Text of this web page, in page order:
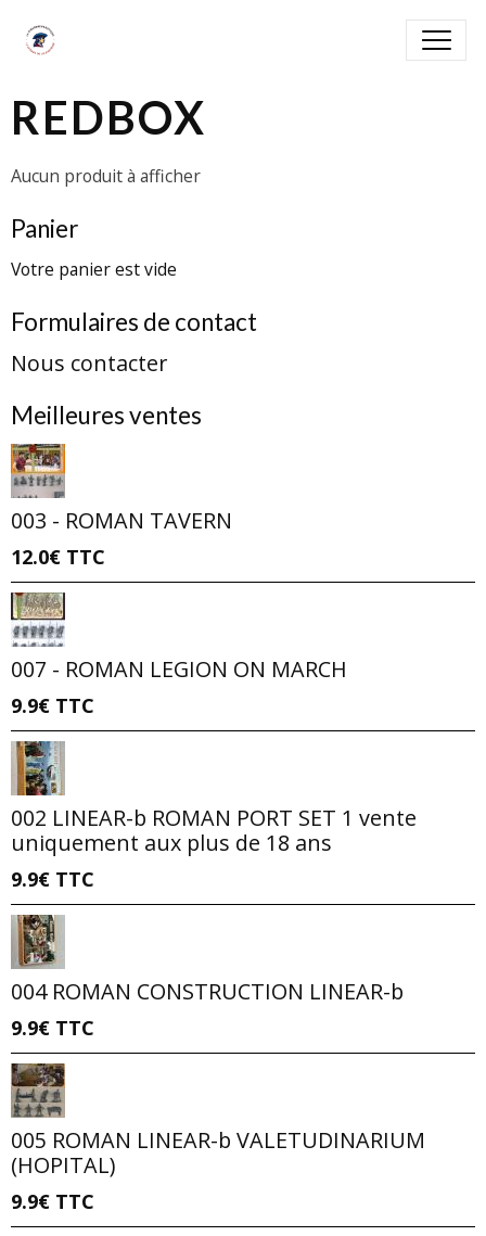
REDBOX
Aucun produit à afficher
Panier
Votre panier est vide
Formulaires de contact
Nous contacter
Meilleures ventes
003 - ROMAN TAVERN
12.0€ TTC
007 - ROMAN LEGION ON MARCH
9.9€ TTC
002 LINEAR-b ROMAN PORT SET 1 vente
uniquement aux plus de 18 ans
9.9€ TTC
004 ROMAN CONSTRUCTION LINEAR-b
9.9€ TTC
005 ROMAN LINEAR-b VALETUDINARIUM
(HOPITAL)
9.9€ TTC